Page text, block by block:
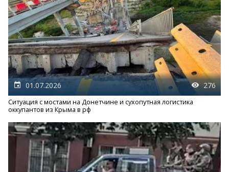
01.07.2026 276
Ситуация с мостами на Донетчине и сухопутная логистика
оккупантов из Крыма в рф